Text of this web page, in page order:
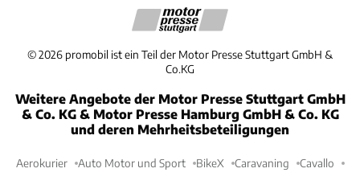
©2026 promobil ist ein Teil der Motor Presse Stuttgart GmbH &
Co.KG
Weitere Angebote der Motor Presse Stuttgart GmbH
& Co. KG & Motor Presse Hamburg GmbH & Co. KG
und deren Mehrheitsbeteiligungen
Aerokurier Auto Motor und Sport BikeX Caravaning Cavallo